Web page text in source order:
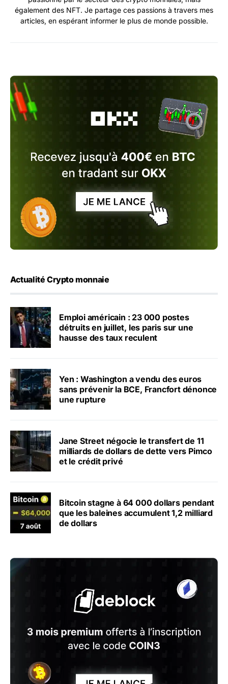
également des NFT. Je partage ces passions à travers mes
articles, en espérant informer le plus de monde possible.
Actualité Crypto monnaie
Emploi américain : 23 000 postes
détruits en juillet, les paris sur une
hausse des taux reculent
Yen : Washington a vendu des euros
sans prévenir la BCE, Francfort dénonce
une rupture
Jane Street négocie le transfert de 11
milliards de dollars de dette vers Pimco
et le crédit privé
Bitcoin stagne à 64 000 dollars pendant
que les baleines accumulent 1,2 milliard
de dollars